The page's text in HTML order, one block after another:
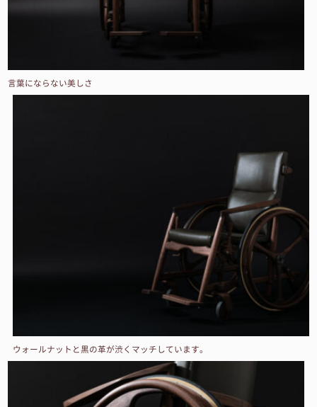
言葉にならない美しさ
ウォールナットと黒の革が渋くマッチしています。